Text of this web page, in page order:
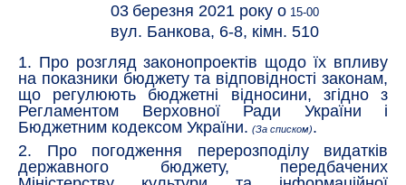
03 березня 2021 року о 15-00
вул. Банкова, 6-8, кімн. 510
1. Про розгляд законопроектів щодо їх впливу
на показники бюджету та відповідності законам,
що регулюють бюджетні відносини, згідно з
Регламентом Верховної Ради України і
Бюджетним кодексом України. (За списком).
2. Про погодження перерозподілу видатків
державного бюджету, передбачених